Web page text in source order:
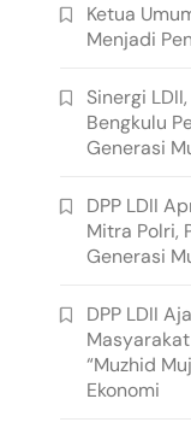
Ketua
Menjadi
Sinergi
Bengkulu
Generasi
DPP LDII
Mitra Polri,
Generasi
DPP LDII
“Muzhid
Ekonomi